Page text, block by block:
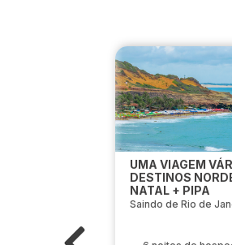
UMA VIAGEM
DESTINOS
NATAL + PIPA
Saindo de Rio de